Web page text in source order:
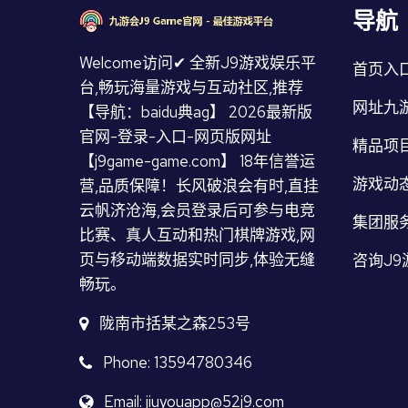
Welcome访问✔ 全新J9游戏娱乐平
台,畅玩海量游戏与互动社区,推荐
【导航：baidu典ag】 2026最新版
官网-登录-入口-网页版网址
【j9game-game.com】 18年信誉运
营,品质保障！长风破浪会有时,直挂
云帆济沧海,会员登录后可参与电竞
比赛、真人互动和热门棋牌游戏,网
页与移动端数据实时同步,体验无缝
畅玩。
陇南市括某之森253号
Phone: 13594780346
Email: jiuyouapp@52j9.com
导航
首页入
网址九
精品项
游戏动
集团服
咨询J9